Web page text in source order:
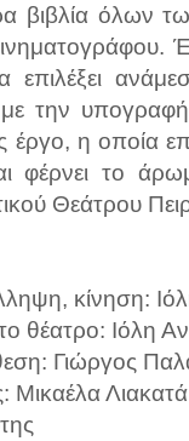
βιβλία όλων
επιλέξει
με την
έργο, η οποία
φέρνει το
Θεάτρου
κίνηση:
θέατρο: Ιόλη
Γιώργος
Μικαέλα Λιακατά